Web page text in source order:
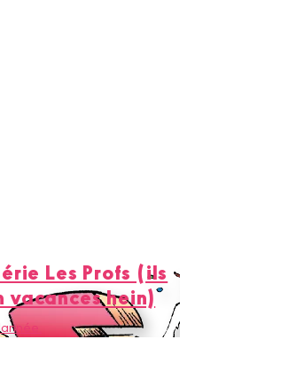
Les Profs (ils
vacances hein)